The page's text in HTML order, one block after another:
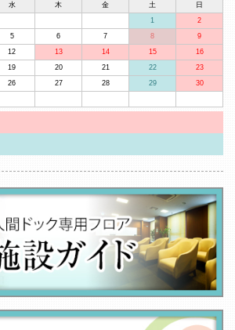
水 木 金 土
日
1
2
5 6 7 8
9
12 13 14 15
16
19 20 21 22
23
26 27 28 29
30